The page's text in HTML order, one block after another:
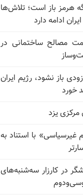
هرمز باز است؛ تلاش‌ها
ادامه دارد
قیمت مصالح ساختمانی در
باز نشود، رژیم ایران
خورد
مرکزی یزد
غیرسیاسی» با استناد به
در کارزار سه‌شنبه‌های